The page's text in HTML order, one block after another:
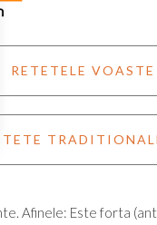
RETETELE VOASTE
Afinele: Este forta